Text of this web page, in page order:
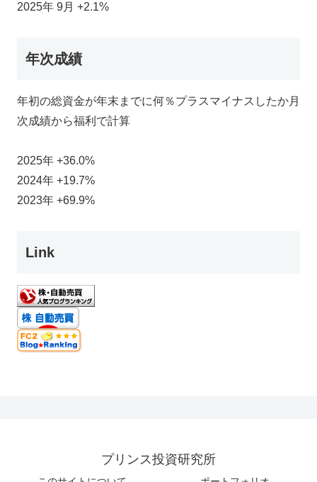
2025年 9月 +2.1%
年次成績
年初の総資金が年末までに何％プラスマイナスしたか月
次成績から福利で計算
2025年 +36.0%
2024年 +19.7%
2023年 +69.9%
Link
プリンス投資研究所